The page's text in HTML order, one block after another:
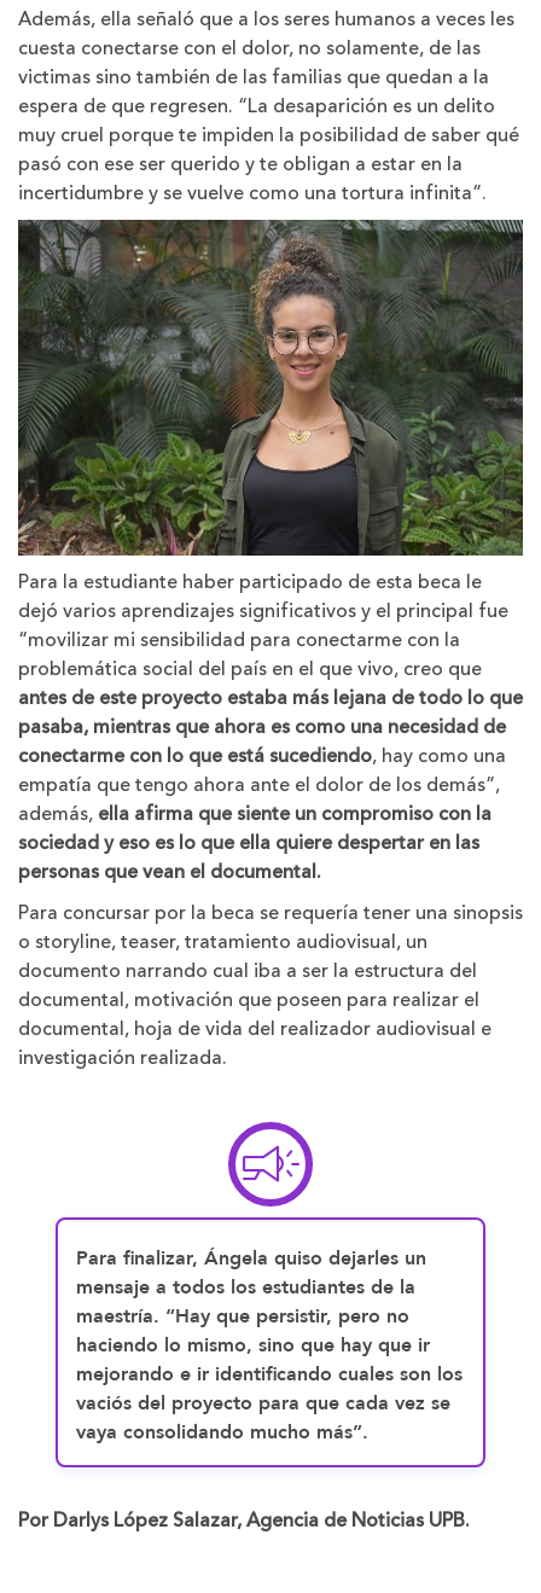
Además, ella señaló que a los seres humanos a veces les
cuesta conectarse con el dolor, no solamente, de las
victimas sino también de las familias que quedan a la
espera de que regresen. “La desaparición es un delito
muy cruel porque te impiden la posibilidad de saber qué
pasó con ese ser querido y te obligan a estar en la
incertidumbre y se vuelve como una tortura infinita”.
Para la estudiante haber participado de esta beca le
dejó varios aprendizajes significativos y el principal fue
“movilizar mi sensibilidad para conectarme con la
problemática social del país en el que vivo, creo que
antes de este proyecto estaba más lejana de todo lo que
pasaba, mientras que ahora es como una necesidad de
conectarme con lo que está sucediendo, hay como una
empatía que tengo ahora ante el dolor de los demás”,
además, ella afirma que siente un compromiso con la
sociedad y eso es lo que ella quiere despertar en las
personas que vean el documental.
Para concursar por la beca se requería tener una sinopsis
o storyline, teaser, tratamiento audiovisual, un
documento narrando cual iba a ser la estructura del
documental, motivación que poseen para realizar el
documental, hoja de vida del realizador audiovisual e
investigación realizada.
Para finalizar, Ángela quiso dejarles un
mensaje a todos los estudiantes de la
maestría. “Hay que persistir, pero no
haciendo lo mismo, sino que hay que ir
mejorando e ir identificando cuales son los
vaciós del proyecto para que cada vez se
vaya consolidando mucho más”.
Por Darlys López Salazar, Agencia de Noticias UPB.